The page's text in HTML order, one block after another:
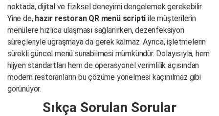
noktada, dijital ve fiziksel deneyimi dengelemek gerekebilir.
Yine de, hazır restoran QR menü scripti ile müşterilerin
menülere hızlıca ulaşması sağlanırken, dezenfeksiyon
süreçleriyle uğraşmaya da gerek kalmaz. Ayrıca, işletmelerin
sürekli güncel menü sunabilmesi mümkündür. Dolayısıyla, hem
hijyen standartları hem de operasyonel verimlilik açısından
modern restoranların bu çözüme yönelmesi kaçınılmaz gibi
görünüyor.
Sıkça Sorulan Sorular